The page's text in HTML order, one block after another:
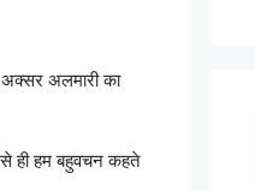
अलमारी का
ही हम बहुवचन कहते